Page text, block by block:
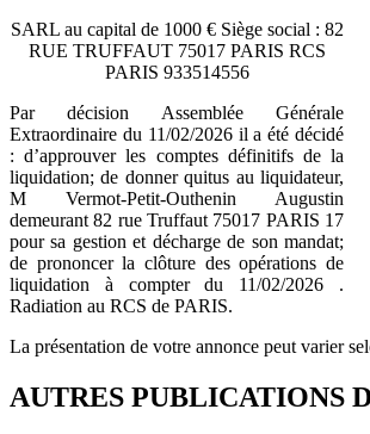
SARL au capital de 1000 € Siège social : 82
RUE TRUFFAUT 75017 PARIS RCS
PARIS 933514556
Par décision Assemblée Générale
Extraordinaire du 11/02/2026 il a été décidé
: d’approuver les comptes définitifs de la
liquidation; de donner quitus au liquidateur,
M Vermot-Petit-Outhenin Augustin
demeurant 82 rue Truffaut 75017 PARIS 17
pour sa gestion et décharge de son mandat;
de prononcer la clôture des opérations de
liquidation à compter du 11/02/2026 .
Radiation au RCS de PARIS.
La présentation de votre annonce peut varier
AUTRES PUBLICATIONS